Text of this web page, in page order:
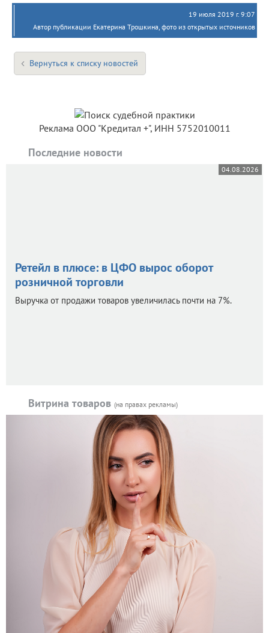
19 июля 2019 г. 9:07
Автор публикации Екатерина Трошкина, фото из открытых источников
Вернуться к списку новостей
Реклама ООО "Кредитал +", ИНН 5752010011
Последние новости
04.08.2026
Ретейл в плюсе: в ЦФО вырос оборот
розничной торговли
Выручка от продажи товаров увеличилась почти на 7%.
Витрина товаров (на правах рекламы)